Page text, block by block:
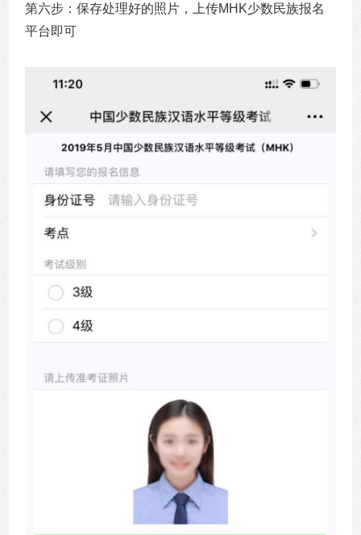
第六步：保存处理好的照片，上传MHK少数民族报名
平台即可